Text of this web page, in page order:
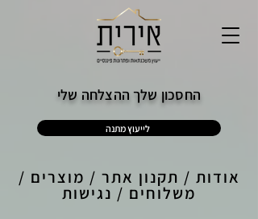
החסכון שלך ההצלחה שלי
לייעוץ מתנה
אודות / תקנון אתר / מוצרים /
משלוחים / נגישות